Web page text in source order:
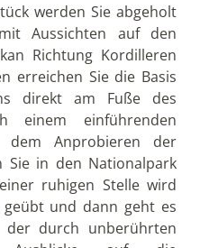
werden Sie abgeholt
Aussichten auf den
Richtung Kordilleren
erreichen Sie die Basis
direkt am Fuße des
einem einführenden
dem Anprobieren der
Sie in den Nationalpark
ruhigen Stelle wird
und dann geht es
der durch unberührten